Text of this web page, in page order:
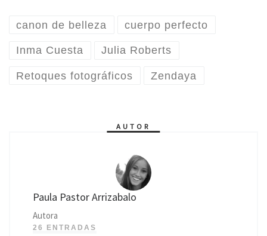
canon de belleza cuerpo perfecto
Inma Cuesta Julia Roberts
Retoques fotográficos Zendaya
AUTOR
Paula Pastor Arrizabalo
Autora
26 ENTRADAS